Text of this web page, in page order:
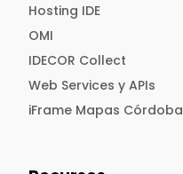
Hosting IDE
OMI
IDECOR Collect
Web Services y APIs
iFrame Mapas Córdoba